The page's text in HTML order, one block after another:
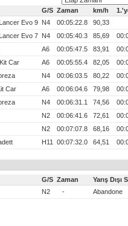
G/S Zaman km/h
Lancer Evo 9 N4 00:05:22.8
90,33
Lancer Evo 7 N4 00:05:40.3 85,69
A6 00:05:47.5 83,91
Car A6 00:05:55.4 82,05
N4 00:06:03.5 80,22
Car A6 00:06:04.6 79,98
N4 00:06:31.1 74,56
N2 00:06:41.6 72,61
N2 00:07:07.8 68,16
H11 00:07:32.0 64,51
G/S Zaman
Yarış Dışı
N2 - Abandone